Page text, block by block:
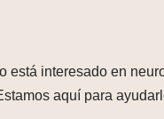
está interesado en
aquí para